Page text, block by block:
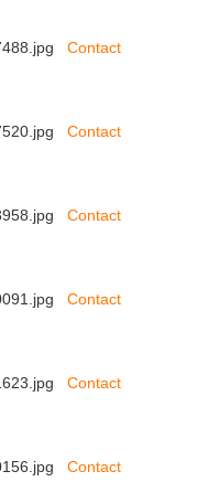
Contact
Contact
Contact
Contact
Contact
Contact